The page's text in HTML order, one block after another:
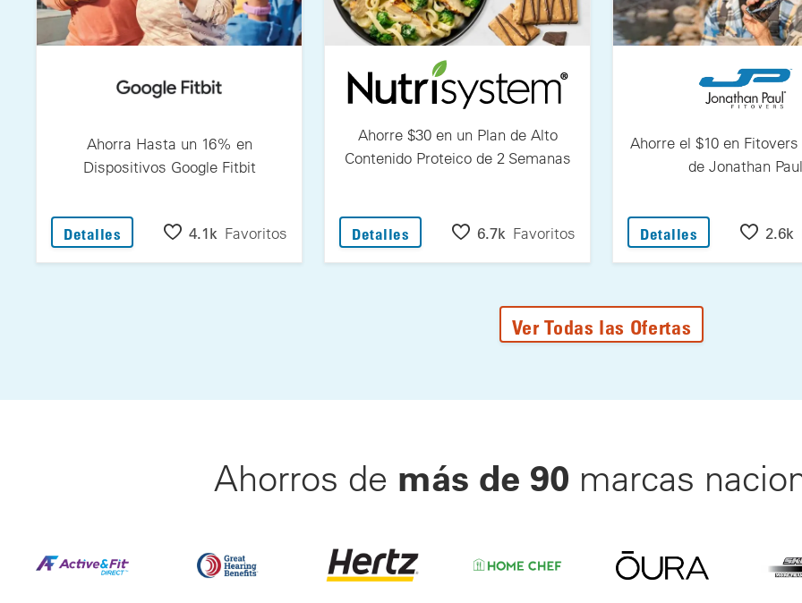
Ahorra Hasta un 16% en
Dispositivos Google Fitbit
Detalles : Ahorra Hasta un 16% en Dispositivos Google Fitbit
4.1k Favoritos
Ahorre $30 en un Plan de Alto
Contenido Proteico de 2 Semanas
Detalles : Ahorre $30 en un Plan de Alto Contenido Proteico de 2
6.7k Favoritos
Ahorre el $10 en
de Jonathan Paul
Detalles : Ahorre el2.6k
Ver Todas las Ofertas
Ahorros de más de 90 marcas